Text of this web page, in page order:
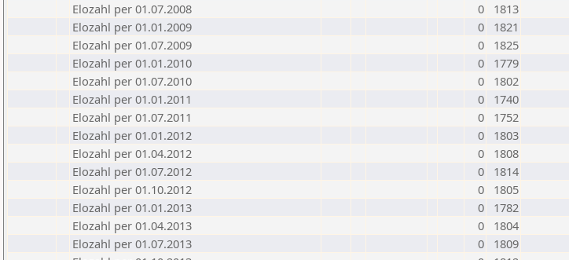
Elozahl per 01.07.2008
0
1813
Elozahl per 01.01.2009
0
1821
Elozahl per 01.07.2009
0
1825
Elozahl per 01.01.2010
0
1779
Elozahl per 01.07.2010
0
1802
Elozahl per 01.01.2011
0
1740
Elozahl per 01.07.2011
0
1752
Elozahl per 01.01.2012
0
1803
Elozahl per 01.04.2012
0
1808
Elozahl per 01.07.2012
0
1814
Elozahl per 01.10.2012
0
1805
Elozahl per 01.01.2013
0
1782
Elozahl per 01.04.2013
0
1804
Elozahl per 01.07.2013
0
1809